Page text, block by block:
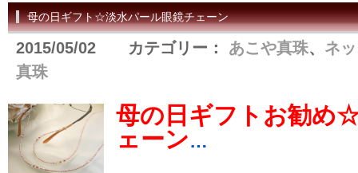
母の日ギフト☆淡水パール眼鏡チェーン
2015/05/02 カテゴリー： あこや真珠、 ネ
真珠
母の日ギフトお勧め
ェーン…